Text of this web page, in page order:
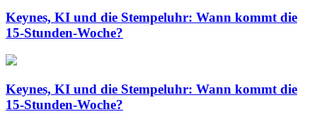
Keynes, KI und die Stempeluhr: Wann kommt die
15-Stunden-Woche?
Keynes, KI und die Stempeluhr: Wann kommt die
15-Stunden-Woche?